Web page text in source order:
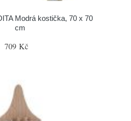
Modrá kostička, 70 x 70
cm
709 Kč